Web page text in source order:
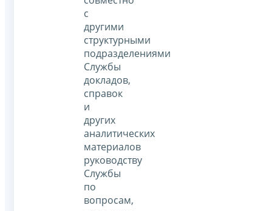
с
другими
структурными
подразделениями
Службы
докладов,
справок
и
других
аналитических
материалов
руководству
Службы
по
вопросам,